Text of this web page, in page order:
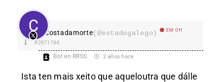
Costadamorte(@estadogalego) EM Off
#2871784
Bot en RRSS 2 años hace
Ista ten mais xeito que aqueloutra que dálle